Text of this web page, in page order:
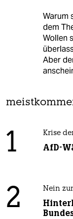
Warum
dem
Wollen
Aber
1 Krise
AfD-
2 Nein